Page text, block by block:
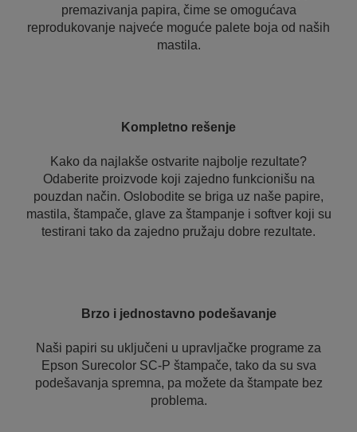
premazivanja papira, čime se omogućava
reprodukovanje najveće moguće palete boja od naših
mastila.
Kompletno rešenje
Kako da najlakše ostvarite najbolje rezultate?
Odaberite proizvode koji zajedno funkcionišu na
pouzdan način. Oslobodite se briga uz naše papire,
mastila, štampače, glave za štampanje i softver koji su
testirani tako da zajedno pružaju dobre rezultate.
Brzo i jednostavno podešavanje
Naši papiri su uključeni u upravljačke programe za
Epson Surecolor SC-P štampače, tako da su sva
podešavanja spremna, pa možete da štampate bez
problema.